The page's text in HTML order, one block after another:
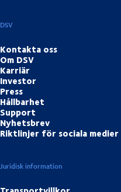
DSV
Kontakta oss
Om DSV
Karriär
Investor
Press
Hållbarhet
Support
Nyhetsbrev
Riktlinjer för sociala medier
Juridisk information